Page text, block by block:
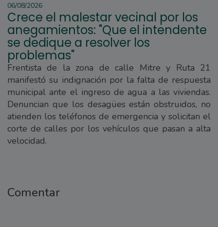
06/08/2026
Crece el malestar vecinal por los
anegamientos: "Que el intendente
se dedique a resolver los
problemas"
Frentista de la zona de calle Mitre y Ruta 21
manifestó su indignación por la falta de respuesta
municipal ante el ingreso de agua a las viviendas.
Denuncian que los desagües están obstruidos, no
atienden los teléfonos de emergencia y solicitan el
corte de calles por los vehículos que pasan a alta
velocidad.
Comentar